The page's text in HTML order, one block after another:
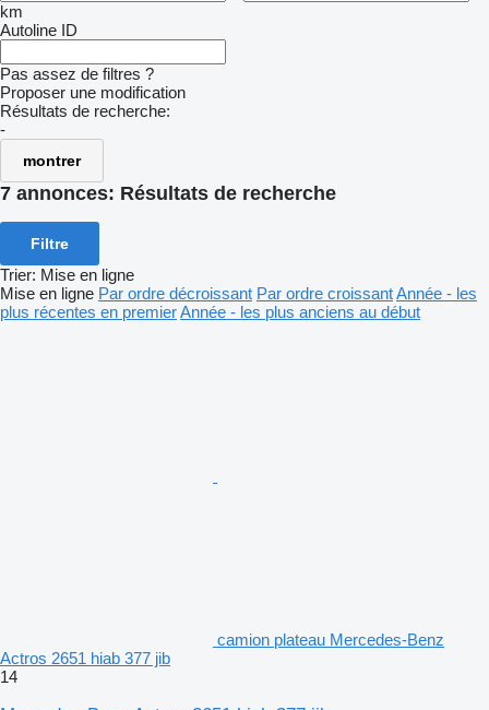
km
Autoline ID
Pas assez de filtres ?
Proposer une modification
Résultats de recherche:
-
montrer
7 annonces: Résultats de recherche
Filtre
Trier: Mise en ligne
Mise en ligne Par ordre décroissant Par ordre croissantAnnée - les
plus récentes en premierAnnée - les plus anciens au début
camion plateau Mercedes-Benz
Actros 2651 hiab 377 jib
14